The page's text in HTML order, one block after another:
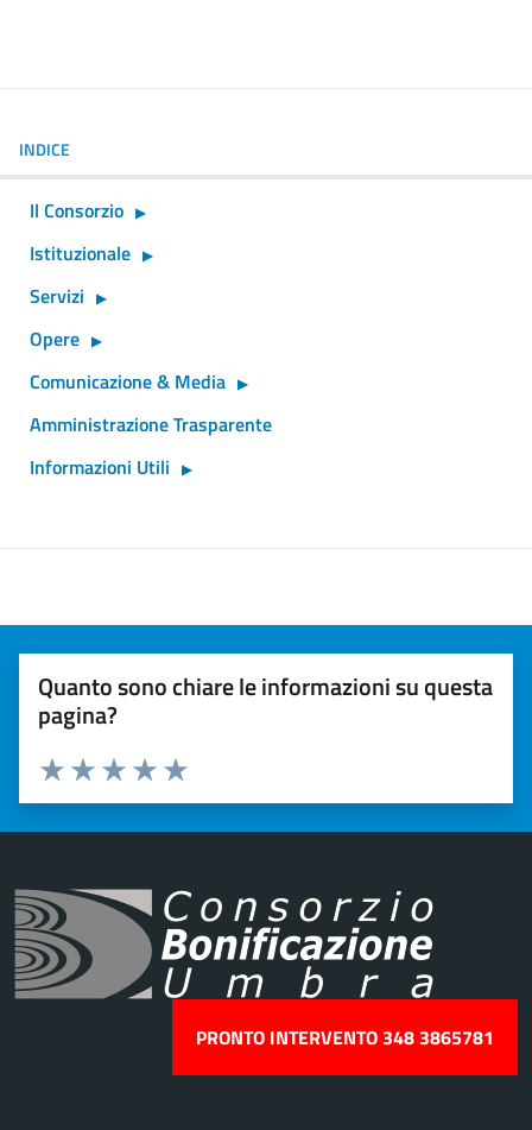
INDICE
Il Consorzio
Istituzionale
Servizi
Opere
Comunicazione & Media
Amministrazione Trasparente
Informazioni Utili
Quanto sono chiare le informazioni su questa
pagina?
Valuta 5 stelle su 5
Valuta 4 stelle su 5
Valuta 3 stelle su 5
Valuta 2 stelle su 5
Valuta 1 stelle su 5
PRONTO INTERVENTO 348 3865781